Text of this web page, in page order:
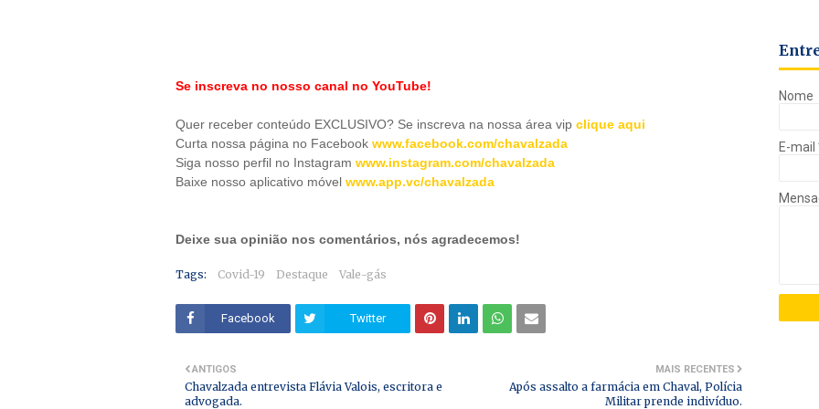
Se inscreva no nosso canal no YouTube!
Quer receber conteúdo EXCLUSIVO? Se inscreva na nossa área vip clique aqui
Curta nossa página no Facebook www.facebook.com/chavalzada
Siga nosso perfil no Instagram www.instagram.com/chavalzada
Baixe nosso aplicativo móvel www.app.vc/chavalzada
Deixe sua opinião nos comentários, nós agradecemos!
Tags: Covid-19 Destaque Vale-gás
Facebook Twitter
MAIS RECENTES
Após assalto a farmácia em Chaval, Polícia
Militar prende indivíduo.
ANTIGOS
Chavalzada entrevista Flávia Valois, escritora e
advogada.
Nome
E-mail